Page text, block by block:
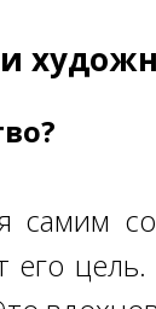
его